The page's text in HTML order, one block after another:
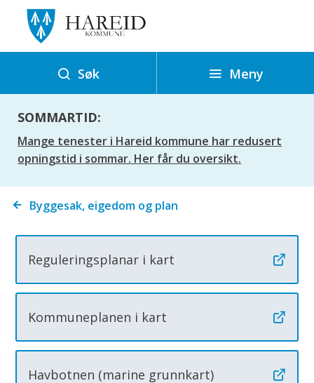
r
i
k
o
m
n
Søk Meny
SOMMARTID:
Mange tenester i Hareid kommune har redusert
opningstid i sommar. Her får du oversikt.
Du
her:
Byggesak, eigedom og plan
Reguleringsplanar i kart
Kommuneplanen i kart
Havbotnen (marine grunnkart)